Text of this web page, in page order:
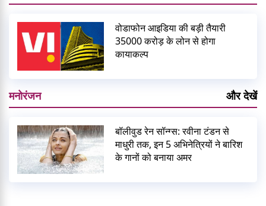
वोडाफोन आइडिया की बड़ी तैयारी
35000 करोड़ के लोन से होगा
कायाकल्प
मनोरंजन और देखें
बॉलीवुड रेन सॉन्ग्स: रवीना टंडन से
माधुरी तक, इन 5 अभिनेत्रियों ने बारिश
के गानों को बनाया अमर